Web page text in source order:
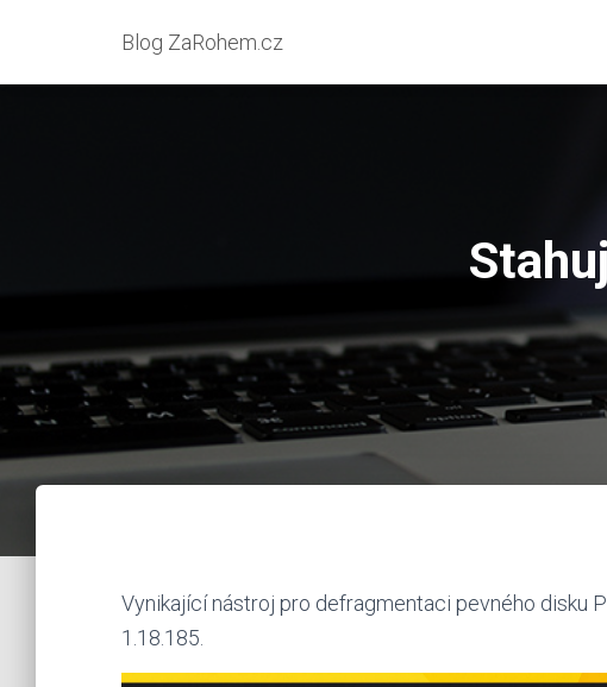
Blog ZaRohem.cz
Vynikající nástroj pro defragmentaci pevného disku
1.18.185.